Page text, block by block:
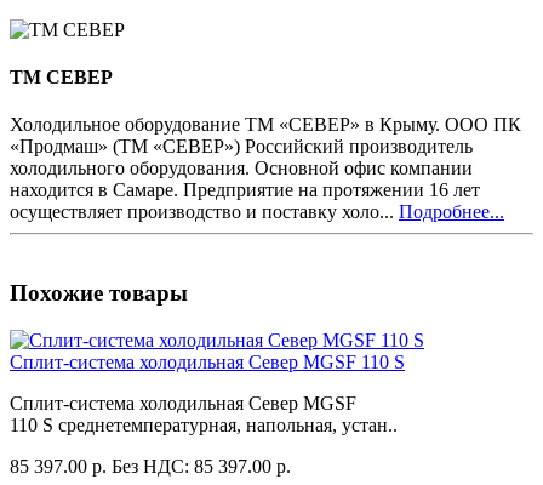
ТМ СЕВЕР
Холодильное оборудование ТМ «СЕВЕР» в Крыму. ООО ПК
«Продмаш» (ТМ «СЕВЕР») Российский производитель
холодильного оборудования. Основной офис компании
находится в Самаре. Предприятие на протяжении 16 лет
осуществляет производство и поставку холо... Подробнее...
Похожие товары
Сплит-система холодильная Север MGSF 110 S
Сплит-система холодильная Север MGSF
110 S среднетемпературная, напольная, устан..
85 397.00 р. Без НДС: 85 397.00 р.